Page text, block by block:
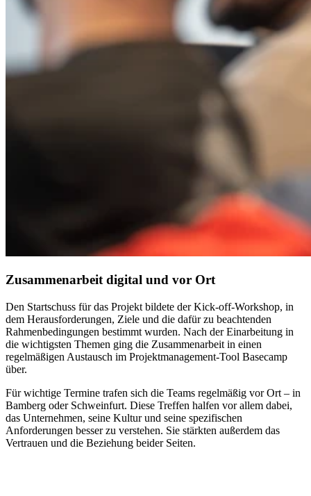
Zusammenarbeit digital und vor Ort
Den Startschuss für das Projekt bildete der Kick-off-Workshop, in
dem Herausforderungen, Ziele und die dafür zu beachtenden
Rahmenbedingungen bestimmt wurden. Nach der Einarbeitung in
die wichtigsten Themen ging die Zusammenarbeit in einen
regelmäßigen Austausch im Projektmanagement-Tool Basecamp
über.
Für wichtige Termine trafen sich die Teams regelmäßig vor Ort – in
Bamberg oder Schweinfurt. Diese Treffen halfen vor allem dabei,
das Unternehmen, seine Kultur und seine spezifischen
Anforderungen besser zu verstehen. Sie stärkten außerdem das
Vertrauen und die Beziehung beider Seiten.